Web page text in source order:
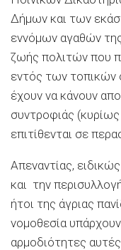
Δήμων και των
εννόμων αγαθών
ζωής πολιτών που
εντός των τοπικών
έχουν να κάνουν
συντροφιάς
επιτίθενται σε
Απεναντίας,
και την
ήτοι της άγριας
νομοθεσία
αρμοδιότητες